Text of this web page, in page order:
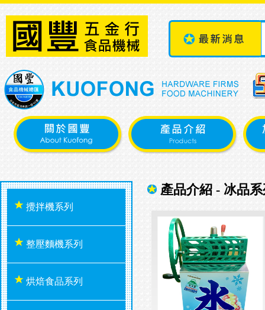
攪拌機系列
整壓麵機系列
烘焙食品系列
產品介紹 - 冰品